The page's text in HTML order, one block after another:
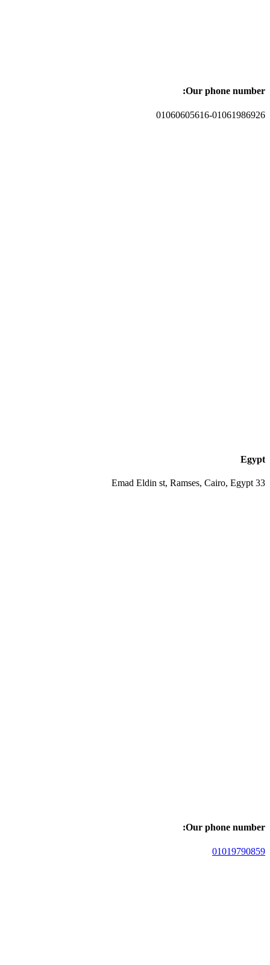
Our phone number:
01060605616-01061986926
Egypt
33 Emad Eldin st, Ramses, Cairo, Egypt
Our phone number:
01019790859